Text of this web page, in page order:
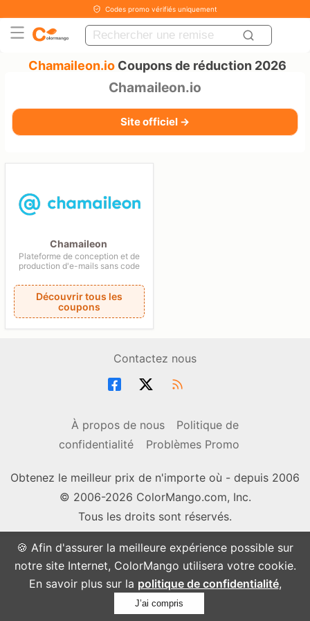
🍪 Afin d'assurer la meilleure expérience possible sur
notre site Internet, ColorMango utilisera votre cookie.
En savoir plus sur la politique de confidentialité,
J’ai compris
Codes promo vérifiés uniquement
Chamaileon.ioCoupons de réduction 2026
Chamaileon.io
Site officiel →
Chamaileon
Plateforme de conception et de
production d'e-mails sans code
Découvrir tous les
coupons
Contactez nous
À propos de nous
Politique de
confidentialité
Problèmes Promo
Obtenez le meilleur prix de n'importe où - depuis 2006
© 2006-2026 ColorMango.com, Inc.
Tous les droits sont réservés.